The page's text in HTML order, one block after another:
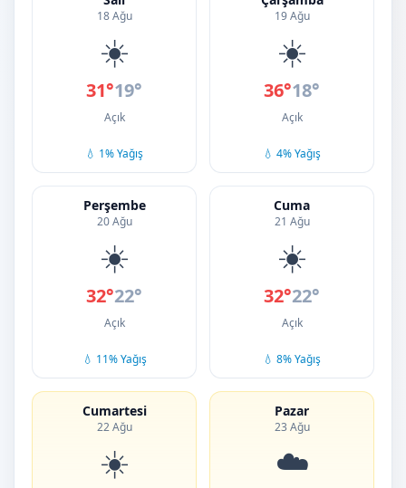
18 Ağu
☀️
31°19°
Açık
💧 1% Yağış
19 Ağu
☀️
36°18°
Açık
💧 4% Yağış
Perşembe
20 Ağu
☀️
32°22°
Açık
💧 11% Yağış
Cuma
21 Ağu
☀️
32°22°
Açık
💧 8% Yağış
Cumartesi
22 Ağu
☀️
Pazar
23 Ağu
☁️